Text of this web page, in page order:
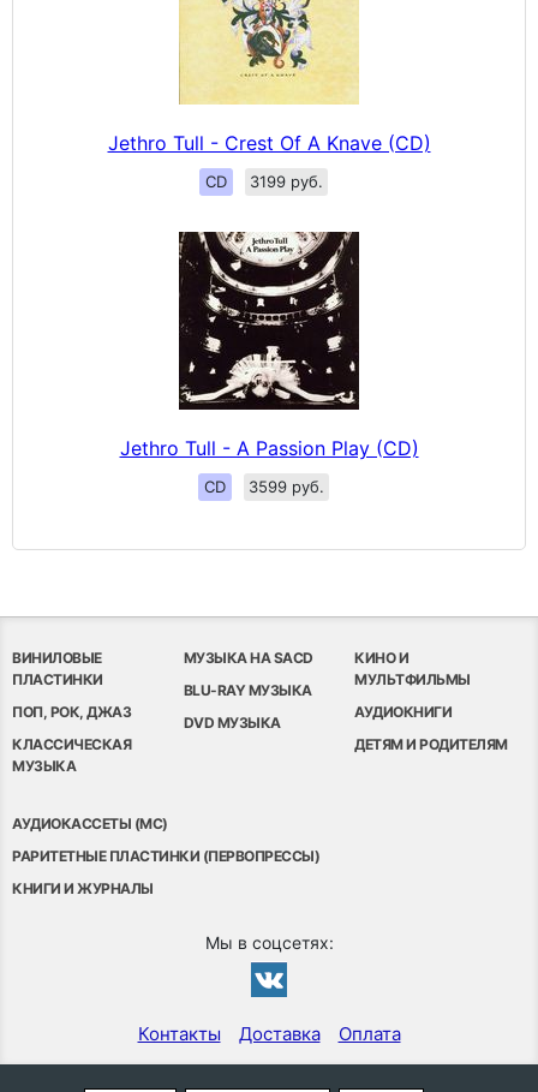
Jethro Tull - Crest Of A Knave (CD)
CD 3199 руб.
Jethro Tull - A Passion Play (CD)
CD 3599 руб.
ВИНИЛОВЫЕ
ПЛАСТИНКИ
ПОП, РОК, ДЖАЗ
КЛАССИЧЕСКАЯ
МУЗЫКА
МУЗЫКА НА SACD
BLU-RAY МУЗЫКА
DVD МУЗЫКА
КИНО И
МУЛЬТФИЛЬМЫ
АУДИОКНИГИ
ДЕТЯМ И РОДИТЕЛЯМ
АУДИОКАССЕТЫ (MC)
РАРИТЕТНЫЕ ПЛАСТИНКИ (ПЕРВОПРЕССЫ)
КНИГИ И ЖУРНАЛЫ
Мы в соцсетях:
Контакты Доставка Оплата